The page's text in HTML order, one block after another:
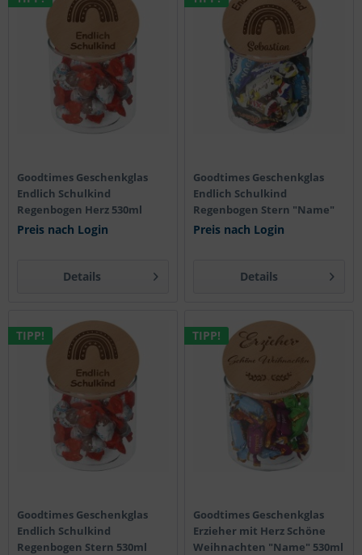
Goodtimes Geschenkglas
Endlich Schulkind
Regenbogen Herz 530ml
Preis nach Login
Details
Goodtimes Geschenkglas
Endlich Schulkind
Regenbogen Stern "Name"
530ml
Preis nach Login
Details
TIPP!
Goodtimes Geschenkglas
Endlich Schulkind
Regenbogen Stern 530ml
TIPP!
Goodtimes Geschenkglas
Erzieher mit Herz Schöne
Weihnachten "Name" 530ml